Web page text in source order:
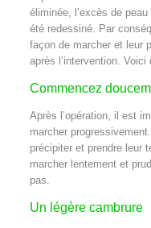
éliminée, l’excès de
été redessiné. Par
façon de marcher et leur
après l’intervention.
Commencez
Après l’opération, il est
marcher
précipiter et prendre leur
marcher lentement et
pas.
Un légère cambrure